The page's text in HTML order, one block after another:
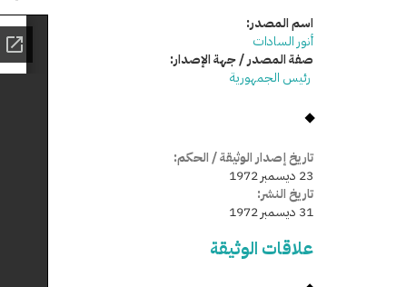
اسم المصدر:
أنور السادات
صفة المصدر / جهة الإصدار:
رئيس الجمهورية
تاريخ إصدار الوثيقة / الحكم:
23 ديسمبر 1972
تاريخ النشر:
31 ديسمبر 1972
علاقات الوثيقة